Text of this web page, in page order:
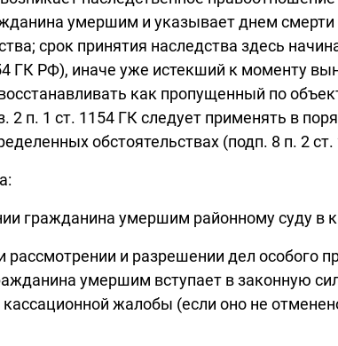
умершим и указывает днем
срок принятия наследства здесь
ГК РФ), иначе уже истекший к моменту
как пропущенный по
2 п. 1 ст. 1154 ГК следует применять в
обстоятельствах (подп. 8 п. 2
гражданина умершим районному суду в
и разрешении дел особого
умершим вступает в законную
жалобы (если оно не